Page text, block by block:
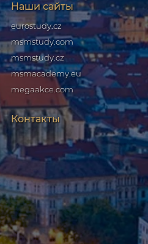
Наши сайты
eurostudy.cz
msmstudy.com
msmstudy.cz
msmacademy.eu
megaakce.com
Контакты